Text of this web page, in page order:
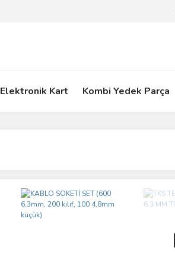
Elektronik Kart Kombi Yedek Parça